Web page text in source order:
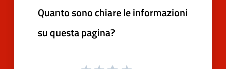
Quanto sono chiare le informazioni
su questa pagina?